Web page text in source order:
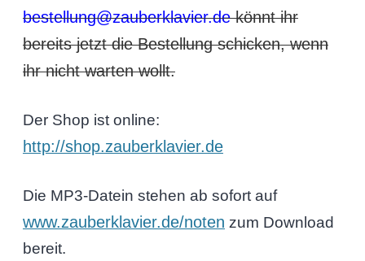
bestellung@zauberklavier.dekönnt ihr
bereits jetzt die Bestellung schicken, wenn
ihr nicht warten wollt.
Der Shop ist online:
http://shop.zauberklavier.de
Die MP3-Datein stehen ab sofort auf
www.zauberklavier.de/noten zum Download
bereit.